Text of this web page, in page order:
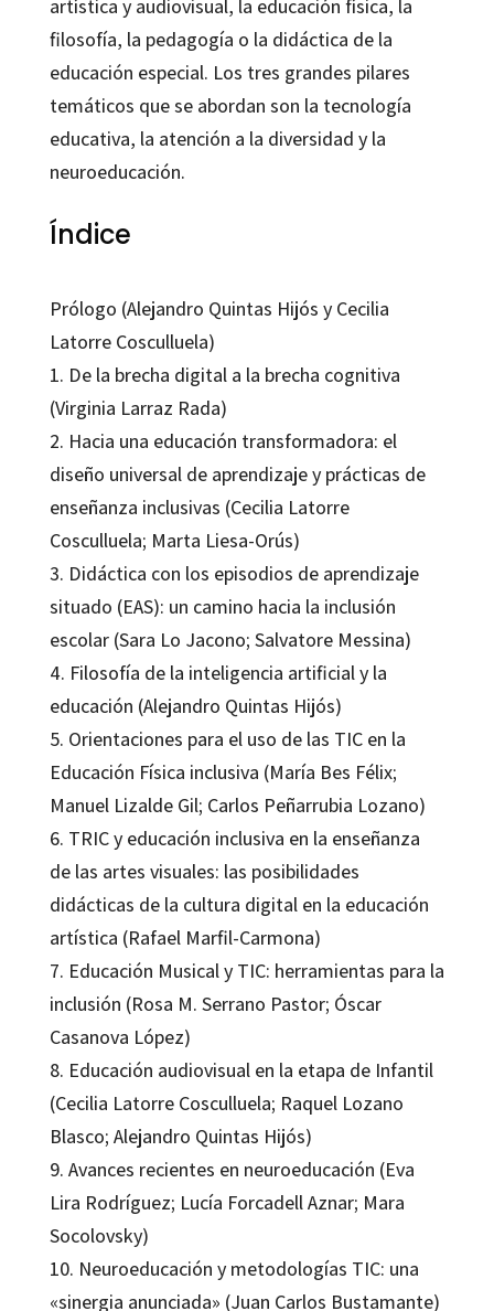
artística y audiovisual, la educación física, la
filosofía, la pedagogía o la didáctica de la
educación especial. Los tres grandes pilares
temáticos que se abordan son la tecnología
educativa, la atención a la diversidad y la
neuroeducación.
Índice
Prólogo (Alejandro Quintas Hijós y Cecilia
Latorre Cosculluela)
1. De la brecha digital a la brecha cognitiva
(Virginia Larraz Rada)
2. Hacia una educación transformadora: el
diseño universal de aprendizaje y prácticas de
enseñanza inclusivas (Cecilia Latorre
Cosculluela; Marta Liesa-Orús)
3. Didáctica con los episodios de aprendizaje
situado (EAS): un camino hacia la inclusión
escolar (Sara Lo Jacono; Salvatore Messina)
4. Filosofía de la inteligencia artificial y la
educación (Alejandro Quintas Hijós)
5. Orientaciones para el uso de las TIC en la
Educación Física inclusiva (María Bes Félix;
Manuel Lizalde Gil; Carlos Peñarrubia Lozano)
6. TRIC y educación inclusiva en la enseñanza
de las artes visuales: las posibilidades
didácticas de la cultura digital en la educación
artística (Rafael Marfil-Carmona)
7. Educación Musical y TIC: herramientas para la
inclusión (Rosa M. Serrano Pastor; Óscar
Casanova López)
8. Educación audiovisual en la etapa de Infantil
(Cecilia Latorre Cosculluela; Raquel Lozano
Blasco; Alejandro Quintas Hijós)
9. Avances recientes en neuroeducación (Eva
Lira Rodríguez; Lucía Forcadell Aznar; Mara
Socolovsky)
10. Neuroeducación y metodologías TIC: una
«sinergia anunciada» (Juan Carlos Bustamante)